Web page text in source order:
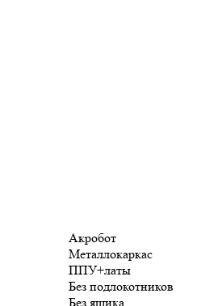
Акробот
Металлокаркас
ППУ+латы
Без подлокотников
Без ящика